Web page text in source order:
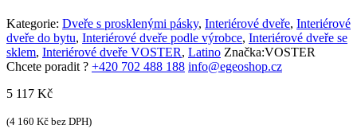
Kategorie: Dveře s prosklenými pásky, Interiérové dveře, Interiérové
dveře do bytu, Interiérové dveře podle výrobce, Interiérové dveře se
sklem, Interiérové dveře VOSTER, Latino Značka:VOSTER
Chcete poradit ? +420 702 488 188 info@egeoshop.cz
5 117 Kč
(4 160 Kč bez DPH)